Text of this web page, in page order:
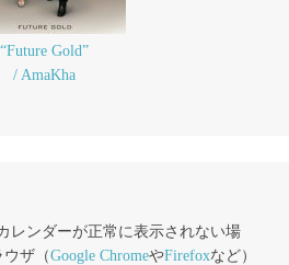
“Future Gold”
/ AmaKha
ンダーが正常に表示されない場
ザ（Google ChromeやFirefoxなど）